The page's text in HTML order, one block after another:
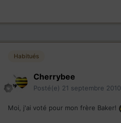
Habitués
Cherrybee
Posté(e) 21 septembre 2010
Moi, j'ai voté pour mon frère Baker!